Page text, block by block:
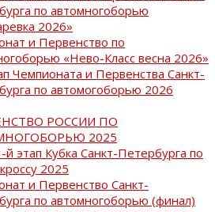
по автомногоборью
2026»
и Первенство по
«Нево-Класс весна 2026»
Чемпионата и Первенства Санкт-
по автомогоборью 2026
РОССИИ ПО
2025
й этап Кубка Санкт-Петербурга по
2025
и Первенство Санкт-
по автомногоборью (финал)